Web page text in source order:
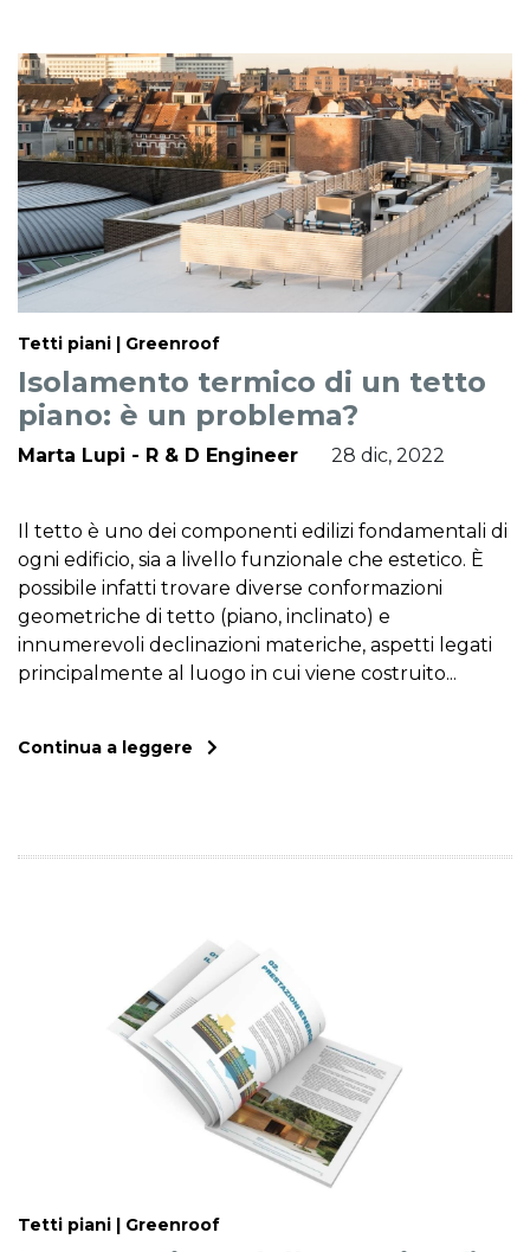
Tetti piani | Greenroof
Isolamento termico di un tetto
piano: è un problema?
Marta Lupi - R & D Engineer 28 dic, 2022
Il tetto è uno dei componenti edilizi fondamentali di
ogni edificio, sia a livello funzionale che estetico. È
possibile infatti trovare diverse conformazioni
geometriche di tetto (piano, inclinato) e
innumerevoli declinazioni materiche, aspetti legati
principalmente al luogo in cui viene costruito...
Continua a leggere
Tetti piani | Greenroof